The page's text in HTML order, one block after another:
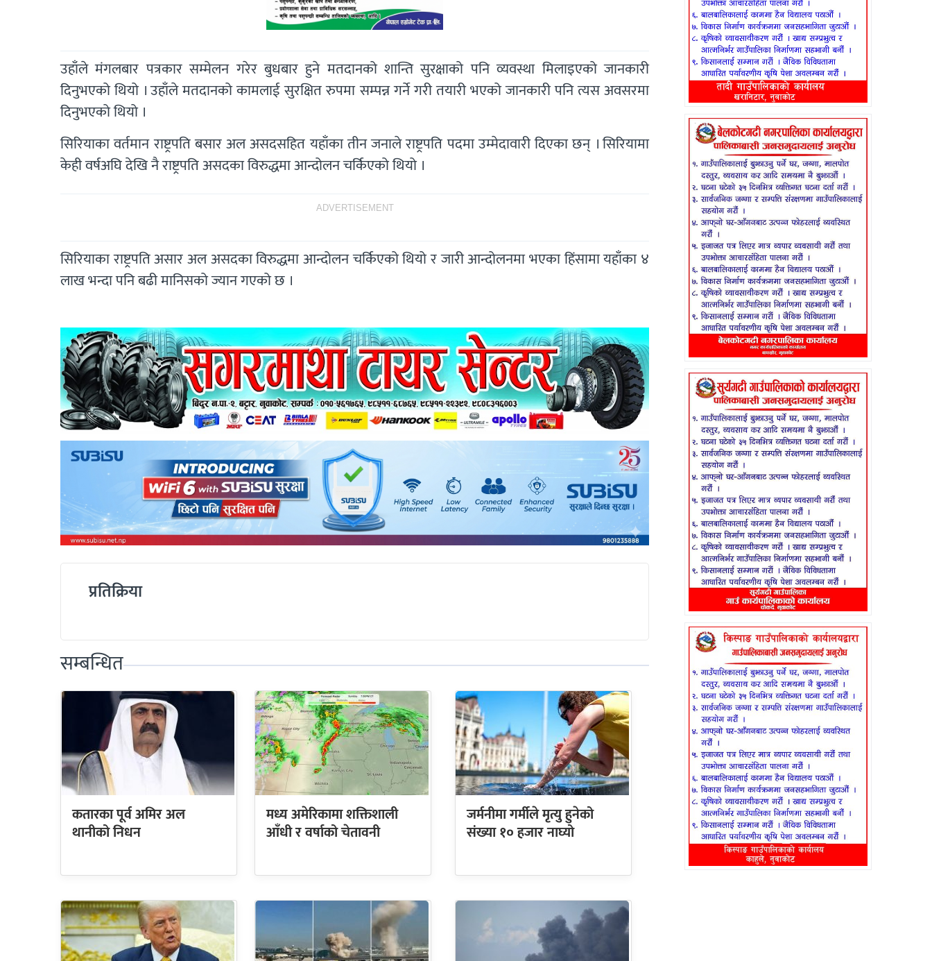
उहाँले मंगलबार पत्रकार सम्मेलन गरेर बुधबार हुने मतदानको शान्ति सुरक्षाको पनि व्यवस्था मिलाइएको जानकारी
दिनुभएको थियो । उहाँले मतदानको कामलाई सुरक्षित रुपमा सम्पन्न गर्ने गरी तयारी भएको जानकारी पनि त्यस अवसरमा
दिनुभएको थियो ।
सिरियाका वर्तमान राष्ट्रपति बसार अल असदसहित यहाँका तीन जनाले राष्ट्रपति पदमा उम्मेदावारी दिएका छन् । सिरियामा
केही वर्षअघि देखि नै राष्ट्रपति असदका विरुद्धमा आन्दोलन चर्किएको थियो ।
ADVERTISEMENT
सिरियाका राष्ट्रपति असार अल असदका विरुद्धमा आन्दोलन चर्किएको थियो र जारी आन्दोलनमा भएका हिंसामा यहाँका ४
लाख भन्दा पनि बढी मानिसको ज्यान गएको छ ।
प्रतिक्रिया
सम्बन्धित
जर्मनीमा गर्मीले मृत्यु हुनेको
संख्या १० हजार नाघ्यो
कतारका पूर्व अमिर अल
थानीको निधन
मध्य अमेरिकामा शक्तिशाली
आँधी र वर्षाको चेतावनी